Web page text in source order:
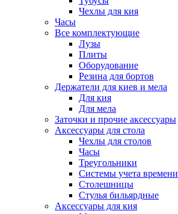
Чехлы для кия
Часы
Все комплектующие
Лузы
Плиты
Оборудование
Резина для бортов
Держатели для киев и мела
Для кия
Для мела
Заточки и прочие аксессуары
Аксессуары для стола
Чехлы для столов
Часы
Треугольники
Системы учета времени
Столешницы
Стулья бильярдные
Аксессуары для кия